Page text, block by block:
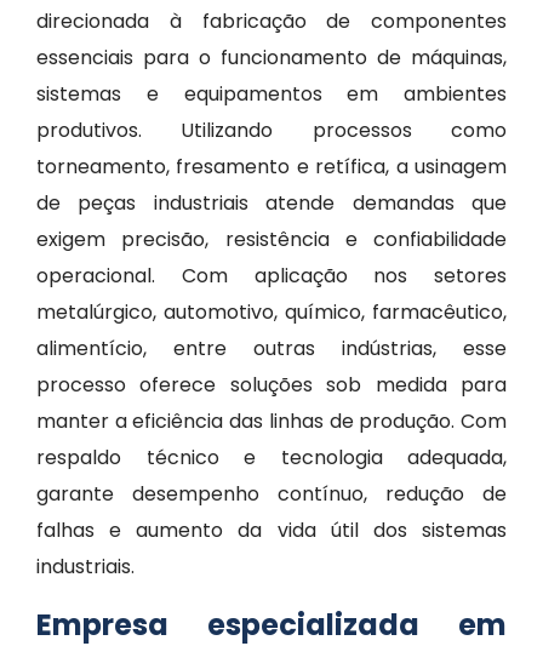
direcionada à fabricação de componentes
essenciais para o funcionamento de máquinas,
sistemas e equipamentos em ambientes
produtivos. Utilizando processos como
torneamento, fresamento e retífica, a usinagem
de peças industriais atende demandas que
exigem precisão, resistência e confiabilidade
operacional. Com aplicação nos setores
metalúrgico, automotivo, químico, farmacêutico,
alimentício, entre outras indústrias, esse
processo oferece soluções sob medida para
manter a eficiência das linhas de produção. Com
respaldo técnico e tecnologia adequada,
garante desempenho contínuo, redução de
falhas e aumento da vida útil dos sistemas
industriais.
Empresa especializada em